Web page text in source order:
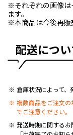
※それぞれの画像は
ます。
※本商品は今後再販
配送につい
倉庫状況によって、
複数商品をご注文の
でご注意ください。
発送時期に関するお